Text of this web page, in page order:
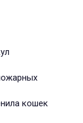
кошек